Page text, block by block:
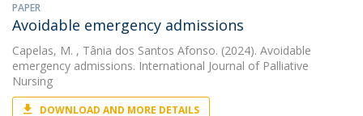
PAPER
Avoidable emergency admissions
Capelas, M. , Tânia dos Santos Afonso. (2024). Avoidable
emergency admissions. International Journal of Palliative
Nursing
DOWNLOAD AND MORE DETAILS